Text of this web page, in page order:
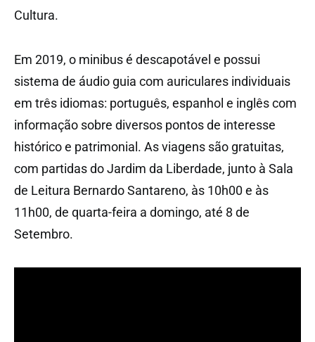
Cultura.
Em 2019, o minibus é descapotável e possui
sistema de áudio guia com auriculares individuais
em três idiomas: português, espanhol e inglês com
informação sobre diversos pontos de interesse
histórico e patrimonial. As viagens são gratuitas,
com partidas do Jardim da Liberdade, junto à Sala
de Leitura Bernardo Santareno, às 10h00 e às
11h00, de quarta-feira a domingo, até 8 de
Setembro.